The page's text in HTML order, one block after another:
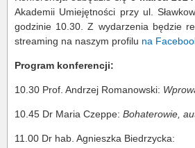
Akademii Umiejętności przy ul.
godzinie 10.30. Z wydarzenia będzie
streaming na naszym profilu na
Program konferencji:
10.30 Prof. Andrzej Romanowski:
10.45 Dr Maria Czeppe: Bohaterowie,
11.00 Dr hab. Agnieszka Biedrzycka: